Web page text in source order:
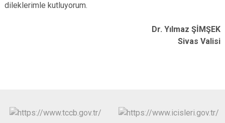
dileklerimle kutluyorum.
Dr. Yılmaz ŞİMŞEK
Sivas Valisi